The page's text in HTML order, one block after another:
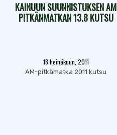
KAINUUN SUUNNISTUKSEN AM
PITKÄNMATKAN 13.8 KUTSU
18 heinäkuun, 2011
AM-pitkämatka 2011 kutsu